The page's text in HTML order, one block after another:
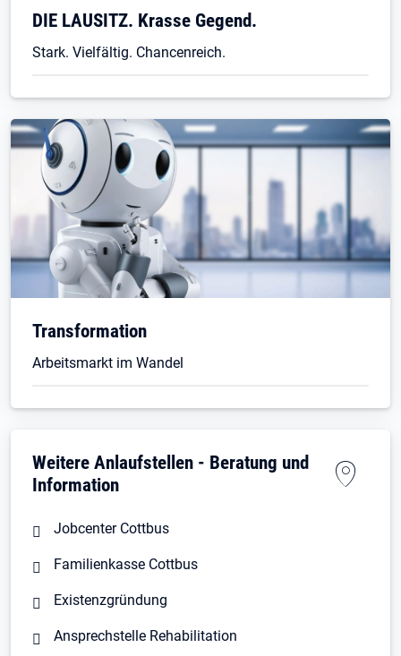
DIE LAUSITZ. Krasse Gegend.
Stark. Vielfältig. Chancenreich.
Transformation
Arbeitsmarkt im Wandel
Weitere Anlaufstellen - Beratung und
Information
Jobcenter Cottbus
Familienkasse Cottbus
Existenzgründung
Ansprechstelle Rehabilitation